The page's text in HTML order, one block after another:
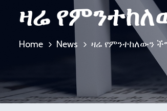
ዛሬ
Home News ዛሬ የምንተከለውን